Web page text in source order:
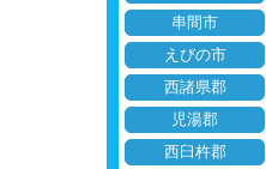
串間市
えびの市
西諸県郡
児湯郡
西臼杵郡